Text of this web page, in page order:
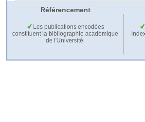
Référencement
Les publications encodées
constituent la bibliographie académique
de l'Université.